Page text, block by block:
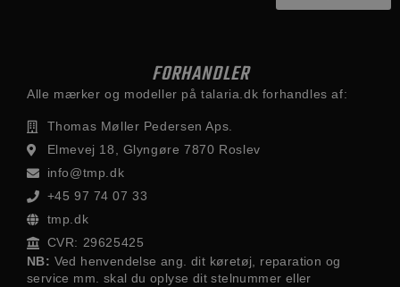
FORHANDLER
Alle mærker og modeller på talaria.dk forhandles af:
Thomas Møller Pedersen Aps.
Elmevej 18, Glyngøre 7870 Roslev
info@tmp.dk
+45 97 74 07 33
tmp.dk
CVR: 29625425
NB: Ved henvendelse ang. dit køretøj, reparation og
service mm. skal du oplyse dit stelnummer eller